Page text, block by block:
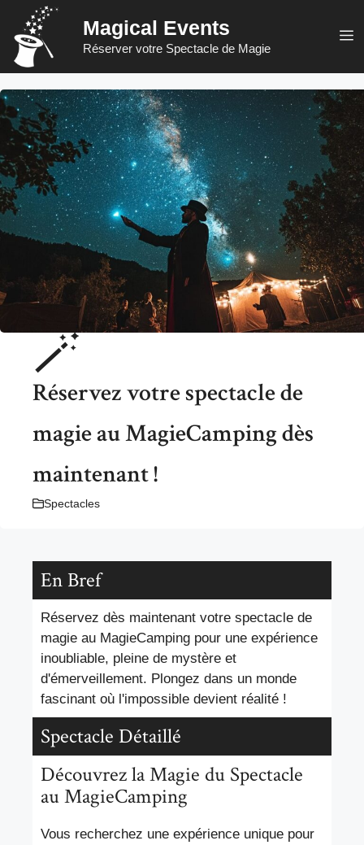
contenu
Magical Events
Réserver votre Spectacle de Magie
🪄
Réservez votre spectacle de
magie au MagieCamping dès
maintenant !
Spectacles
En Bref
Réservez dès maintenant votre spectacle de
magie au MagieCamping pour une expérience
inoubliable, pleine de mystère et
d'émerveillement. Plongez dans un monde
fascinant où l'impossible devient réalité !
Spectacle Détaillé
Découvrez la Magie du Spectacle
au MagieCamping
Vous recherchez une expérience unique pour